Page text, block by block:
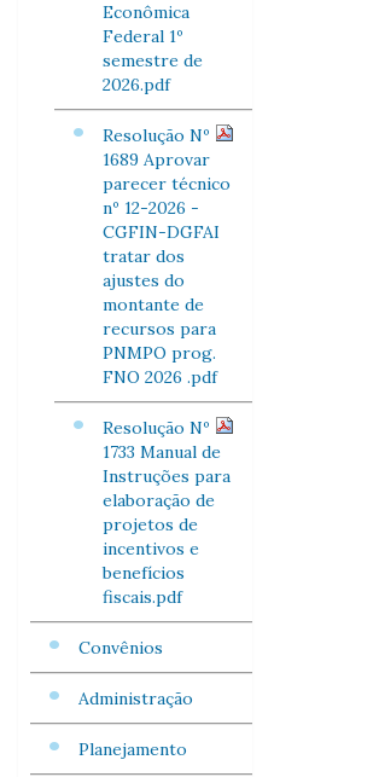
Econômica
Federal 1º
semestre de
2026.pdf
Resolução Nº
1689 Aprovar
parecer técnico
nº 12-2026 -
CGFIN-DGFAI
tratar dos
ajustes do
montante de
recursos para
PNMPO prog.
FNO 2026 .pdf
Resolução Nº
1733 Manual de
Instruções para
elaboração de
projetos de
incentivos e
benefícios
fiscais.pdf
Convênios
Administração
Planejamento